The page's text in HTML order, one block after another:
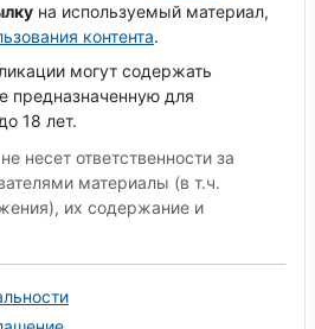
на используемый материал,
контента.
могут содержать
предназначенную для
18 лет.
несет ответственности за
материалы (в т.ч.
их содержание и